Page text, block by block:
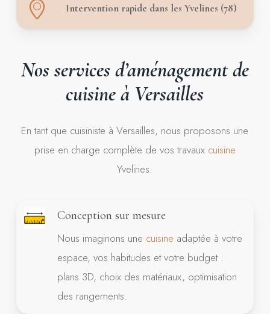
Intervention rapide dans les Yvelines (78)
Nosservicesd’aménagementde
cuisine à Versailles
En tant que cuisiniste à Versailles, nous proposons une
prise en charge complète de vos travaux cuisine
Yvelines.
Conception sur mesure
Nous imaginons une cuisine adaptée à votre
espace, vos habitudes et votre budget :
plans 3D, choix des matériaux, optimisation
des rangements.